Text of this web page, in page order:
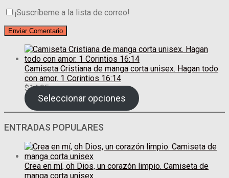
¡Suscríbeme a la lista de correo!
Camiseta Cristiana de manga corta unisex. Hagan todo
con amor. 1 Corintios 16:14
$14.95
Seleccionar opciones
ENTRADAS POPULARES
Crea en mí, oh Dios, un corazón limpio. Camiseta de
manga corta unisex